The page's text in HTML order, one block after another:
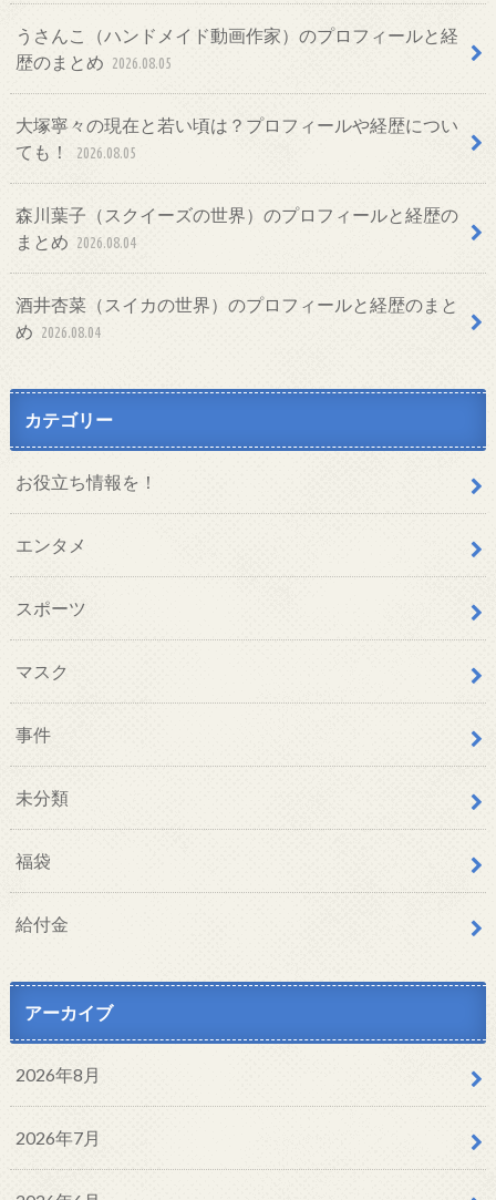
うさんこ（ハンドメイド動画作家）のプロフィールと経
歴のまとめ 2026.08.05
大塚寧々の現在と若い頃は？プロフィールや経歴につい
ても！
2026.08.05
森川葉子（スクイーズの世界）のプロフィールと経歴の
まとめ 2026.08.04
酒井杏菜（スイカの世界）のプロフィールと経歴のまと
め 2026.08.04
カテゴリー
お役立ち情報を！
エンタメ
スポーツ
マスク
事件
未分類
福袋
給付金
アーカイブ
2026年8月
2026年7月